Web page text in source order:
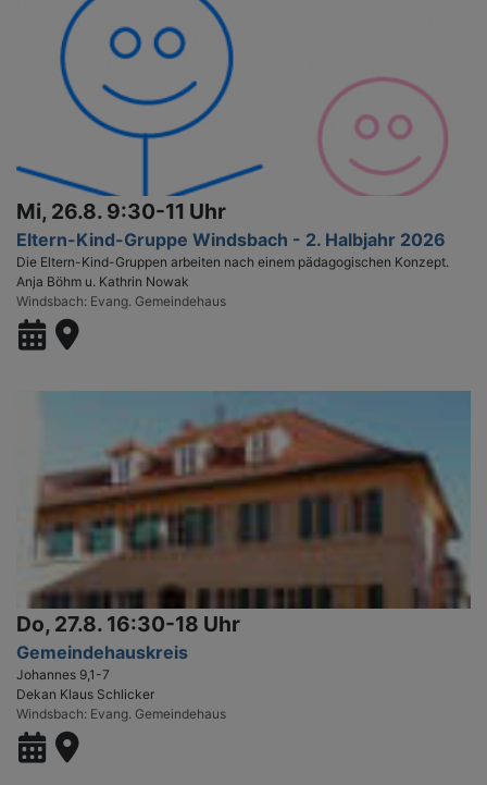
Mi, 26.8. 9:30-11 Uhr
Eltern-Kind-Gruppe Windsbach - 2. Halbjahr 2026
Die Eltern-Kind-Gruppen arbeiten nach einem pädagogischen Konzept.
Anja Böhm u. Kathrin Nowak
Windsbach Evang. Gemeindehaus
Do, 27.8. 16:30-18 Uhr
Gemeindehauskreis
Johannes 9,1-7
Dekan Klaus Schlicker
Windsbach Evang. Gemeindehaus